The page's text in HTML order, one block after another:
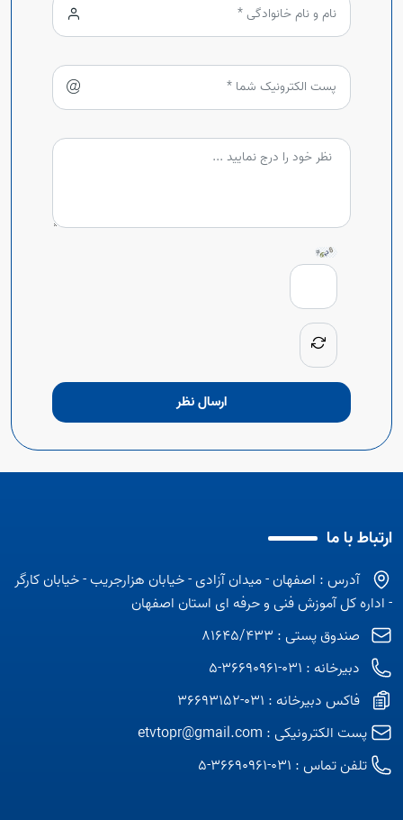
ارسال نظر
ارتباط با ما
آدرس : اصفهان - میدان آزادی - خیابان هزارجریب - خیابان کارگر
- اداره کل آموزش فنی و حرفه ای استان اصفهان
صندوق پستی : 81645/433
دبیرخانه : 031-36690961-5
فاکس دبیرخانه : 031-36693152
پست الکترونیکی : etvtopr@gmail.com
تلفن تماس : 031-36690961-5